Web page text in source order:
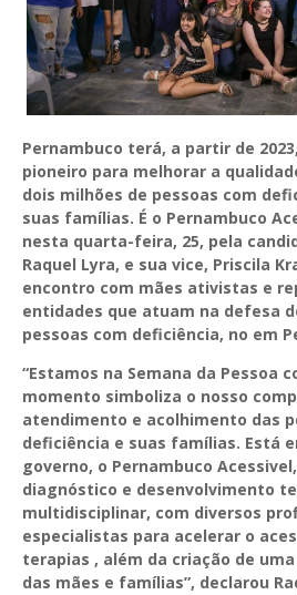
Pernambuco terá, a partir de
pioneiro para melhorar a
dois milhões de pessoas com
suas famílias. É o Pernambuco
nesta quarta-feira, 25, pela
Raquel Lyra, e sua vice, Priscila
encontro com mães ativistas e
entidades que atuam na defesa
pessoas com deficiência, no em
“Estamos na Semana da Pessoa
momento simboliza o nosso
atendimento e acolhimento das
deficiência e suas famílias. Está
governo, o Pernambuco
diagnóstico e desenvolvimento
multidisciplinar, com diversos
especialistas para acelerar o
terapias , além da criação de
das mães e famílias”, declarou